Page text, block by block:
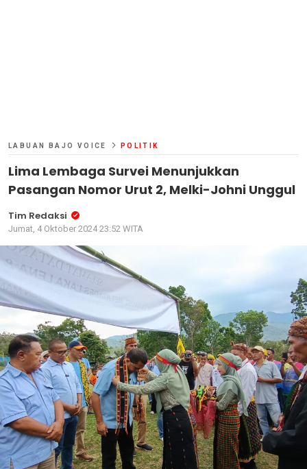
LABUAN BAJO VOICE POLITIK
Lima Lembaga Survei Menunjukkan
Pasangan Nomor Urut 2, Melki-Johni Unggul
Tim Redaksi
Jumat, 4 Oktober 2024 23:52 WITA